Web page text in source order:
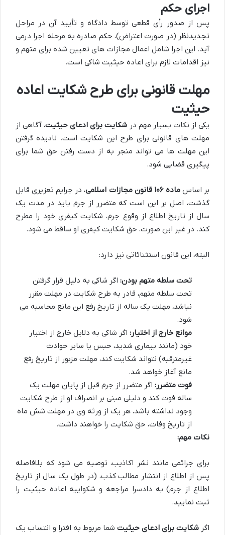
اجرای حکم
پس از صدور رأی قطعی توسط دادگاه و تأیید آن در مراحل
تجدیدنظر (در صورت اعتراض)، حکم صادره به مرحله اجرا درمی
آید. این اجرا شامل اعمال مجازات های تعیین شده برای متهم و
نیز اقدامات لازم برای اعاده حیثیت شاکی است.
مهلت قانونی برای طرح شکایت اعاده
حیثیت
یکی از نکات بسیار مهم در شکایت برای ادعای حیثیت، آگاهی از
مهلت های قانونی برای طرح این شکایت است. نادیده گرفتن
این مهلت ها می تواند منجر به از دست رفتن حق شما برای
پیگیری قضایی شود.
بر اساسماده ۱۰۶ قانون مجازات اسلامی
، در جرایم تعزیری قابل
گذشت، اصل بر این است که متضرر از جرم باید در مدت یک
سال از تاریخ اطلاع از وقوع جرم، شکایت کیفری خود را مطرح
کند. در غیر این صورت، حق شکایت کیفری او ساقط می شود.
البته، این قانون استثنائاتی نیز دارد:
تحت سلطه متهم بودن: اگر شاکی به دلیل قرار گرفتن
تحت سلطه متهم، قادر به طرح شکایت در مهلت مقرر
نباشد، مهلت یک ساله از تاریخ رفع این مانع محاسبه می
شود.
موانع خارج از اختیار: اگر شاکی به دلایل خارج از اختیار
خود (مانند بیماری شدید، حبس یا سایر حوادث
غیرمترقبه) نتواند شکایت کند، مهلت مزبور از تاریخ رفع
مانع آغاز خواهد شد.
فوت متضرر: اگر متضرر از جرم قبل از پایان مهلت یک
ساله فوت کند و دلیلی مبنی بر انصراف او از طرح شکایت
وجود نداشته باشد، هر یک از ورثه وی در مهلت شش ماه
از تاریخ وفات، حق شکایت را خواهند داشت.
نکات مهم:
برای جرائمی مانند نشر اکاذیب، توصیه می شود که بلافاصله
پس از اطلاع از انتشار مطالب کذب، (در طول یک سال از تاریخ
اطلاع از جرم) به دادسرا مراجعه و شکواییه اعاده حیثیت را
ثبت نمایید.
اگر شکایت برای ادعای حیثیت شما مربوط به افترا و انتساب یک